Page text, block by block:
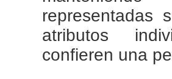
representadas
atributos
confieren una